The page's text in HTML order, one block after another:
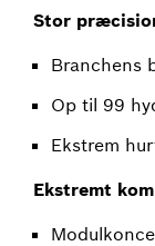
Stor
Branchens
Op til 99
Ekstrem
Ekstremt